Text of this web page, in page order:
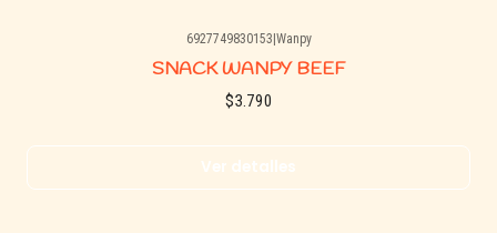
6927749830153 Wanpy
SNACK WANPY BEEF
$3.790
Ver detalles